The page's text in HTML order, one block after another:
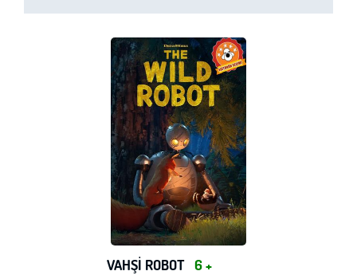
VAHŞİ ROBOT 6 +